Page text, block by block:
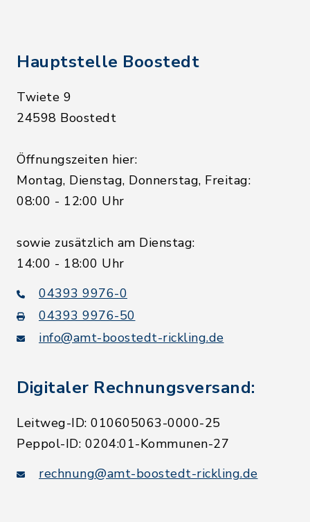
Hauptstelle Boostedt
Twiete 9
24598 Boostedt
Öffnungszeiten hier:
Montag, Dienstag, Donnerstag, Freitag:
08:00 - 12:00 Uhr
sowie zusätzlich am Dienstag:
14:00 - 18:00 Uhr
04393 9976-0
04393 9976-50
info@amt-boostedt-rickling.de
Digitaler Rechnungsversand:
Leitweg-ID: 010605063-0000-25
Peppol-ID: 0204:01-Kommunen-27
rechnung@amt-boostedt-rickling.de